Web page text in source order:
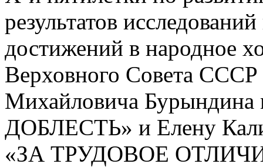
результатов
достижений в народное
Верховного Совета СССР
Михайловича
ДОБЛЕСТЬ» и Елену
«ЗА ТРУДОВОЕ